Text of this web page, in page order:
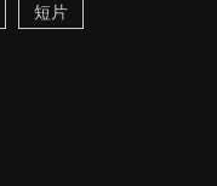
短片